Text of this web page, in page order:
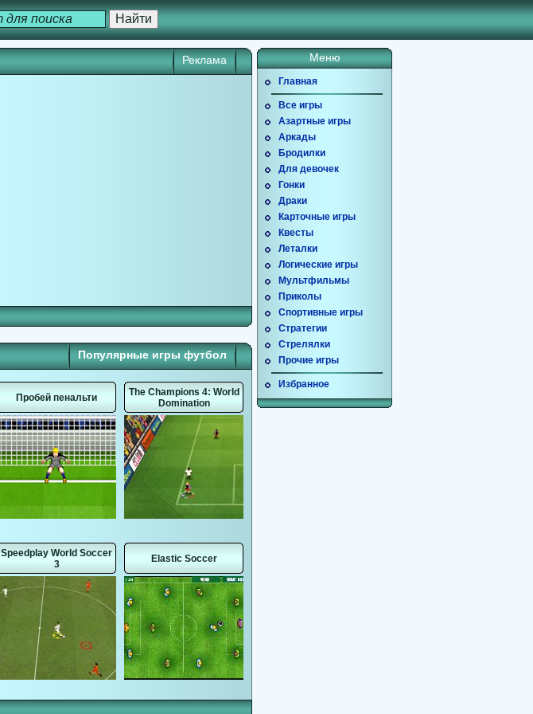
Реклама
Популярные игры футбол
Пробей пенальти
The Champions 4: World
Domination
Speedplay World Soccer
3
Elastic Soccer
Меню
Главная
Все игры
Азартные игры
Аркады
Бродилки
Для девочек
Гонки
Драки
Карточные игры
Квесты
Леталки
Логические игры
Мультфильмы
Приколы
Спортивные игры
Стратегии
Стрелялки
Прочие игры
Избранное